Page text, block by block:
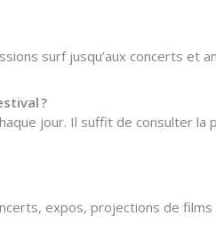
surf jusqu’aux concerts et
?
jour. Il suffit de consulter la
expos, projections de